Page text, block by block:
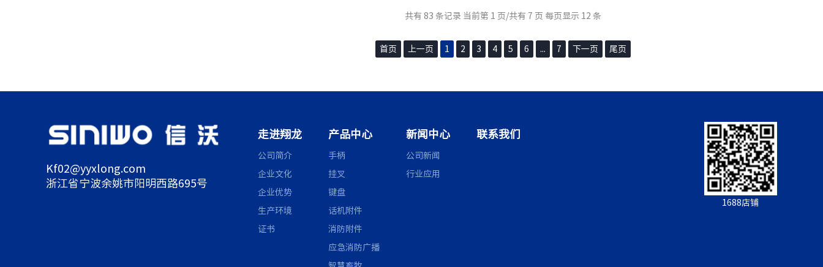
共有 83 条记录 当前第 1 页/共有 7 页 每页显示 12 条
首页 上一页 1 2 3 4 5 6 ... 7 下一页 尾页
Kf02@yyxlong.com
浙江省宁波余姚市阳明西路695号
走进翔龙
公司简介
企业文化
企业优势
生产环境
证书
产品中心
手柄
挂叉
键盘
话机附件
消防附件
应急消防广播
新闻中心
公司新闻
行业应用
联系我们
1688店铺